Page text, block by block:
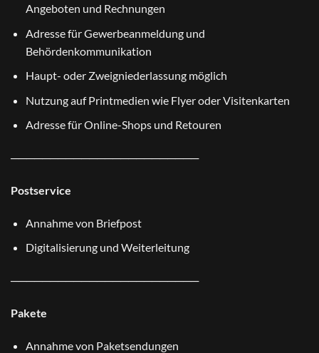
Angeboten und Rechnungen
Adresse für Gewerbeanmeldung und
Behördenkommunikation
Haupt- oder Zweigniederlassung möglich
Nutzung auf Printmedien wie Flyer oder Visitenkarten
Adresse für Online-Shops und Retouren
────────────────────────
Postservice
Annahme von Briefpost
Digitalisierung und Weiterleitung
────────────────────────
Pakete
Annahme von Paketsendungen